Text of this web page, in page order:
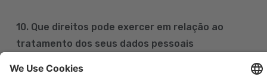
10. Que direitos pode exercer em relação ao
tratamento dos seus dados pessoais